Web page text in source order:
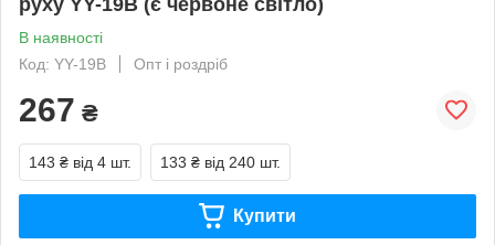
В наявності
Код: YY-19B
Опт і роздріб
267 ₴
143 ₴ від 4 шт. 133 ₴ від 240 шт.
Купити